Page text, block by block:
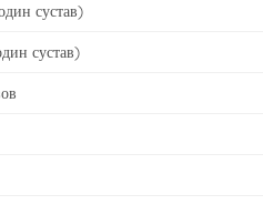
сустав)
сустав)